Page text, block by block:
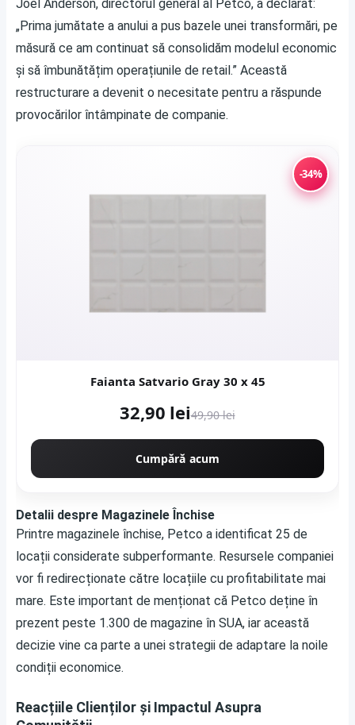
Joel Anderson, directorul general al Petco, a declarat:
„Prima jumătate a anului a pus bazele unei transformări, pe
măsură ce am continuat să consolidăm modelul economic
și să îmbunătățim operațiunile de retail.” Această
restructurare a devenit o necesitate pentru a răspunde
provocărilor întâmpinate de companie.
-34%
Faianta Satvario Gray 30 x 45
32,90 lei49,90 lei
Cumpără acum
Detalii despre Magazinele Închise
Printre magazinele închise, Petco a identificat 25 de
locații considerate subperformante. Resursele companiei
vor fi redirecționate către locațiile cu profitabilitate mai
mare. Este important de menționat că Petco deține în
prezent peste 1.300 de magazine în SUA, iar această
decizie vine ca parte a unei strategii de adaptare la noile
condiții economice.
Reacțiile Clienților și Impactul Asupra